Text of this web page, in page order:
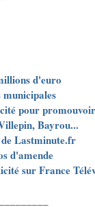
d'euro
municipales
pour
Bayrou...
Lastminute.fr
d'amende
sur France